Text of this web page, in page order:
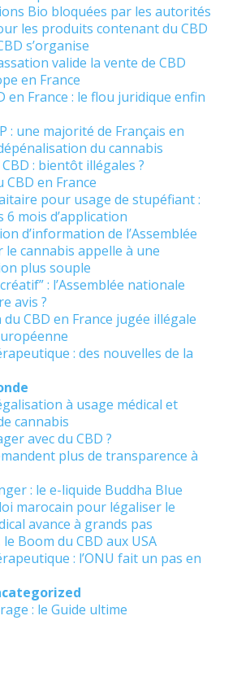
Bio bloquées par les autorités
les produits contenant du CBD
s’organise
valide la vente de CBD
en France
en France : le flou juridique enfin
: une majorité de Français en
du cannabis
: bientôt illégales ?
CBD en France
pour usage de stupéfiant :
6 mois d’application
d’information de l’Assemblée
cannabis appelle à une
plus souple
: l’Assemblée nationale
avis ?
du CBD en France jugée illégale
: des nouvelles de la
à usage médical et
cannabis
avec du CBD ?
plus de transparence à
: le e-liquide Buddha Blue
marocain pour légaliser le
avance à grands pas
Boom du CBD aux USA
: l’ONU fait un pas en
: le Guide ultime